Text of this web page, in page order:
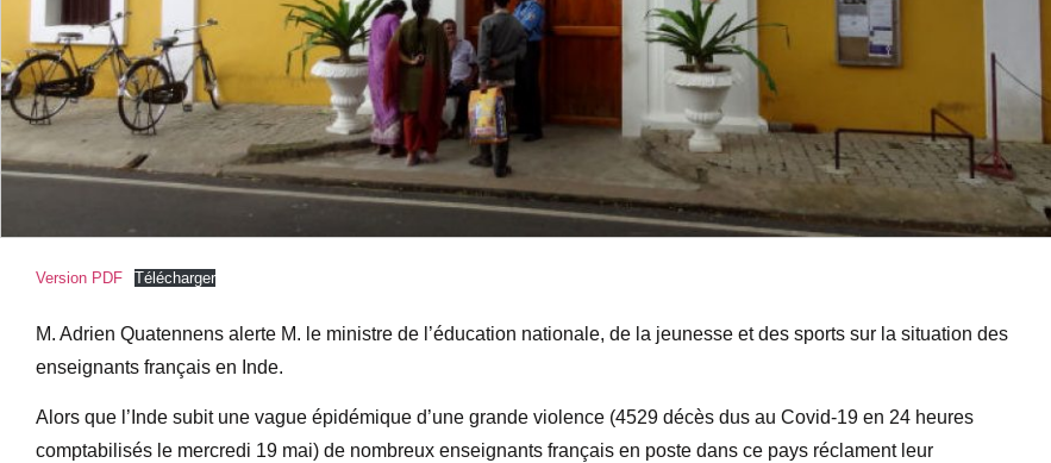
Version PDF Télécharger
M. Adrien Quatennens alerte M. le ministre de l’éducation nationale, de la jeunesse et des sports sur la situation des
enseignants français en Inde.
Alors que l’Inde subit une vague épidémique d’une grande violence (4529 décès dus au Covid-19 en 24 heures
comptabilisés le mercredi 19 mai) de nombreux enseignants français en poste dans ce pays réclament leur